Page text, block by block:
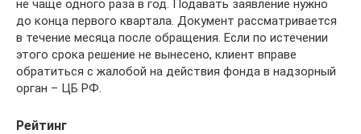
не чаще одного раза в год. Подавать заявление нужно
до конца первого квартала. Документ рассматривается
в течение месяца после обращения. Если по истечении
этого срока решение не вынесено, клиент вправе
обратиться с жалобой на действия фонда в надзорный
орган – ЦБ РФ.
Рейтинг